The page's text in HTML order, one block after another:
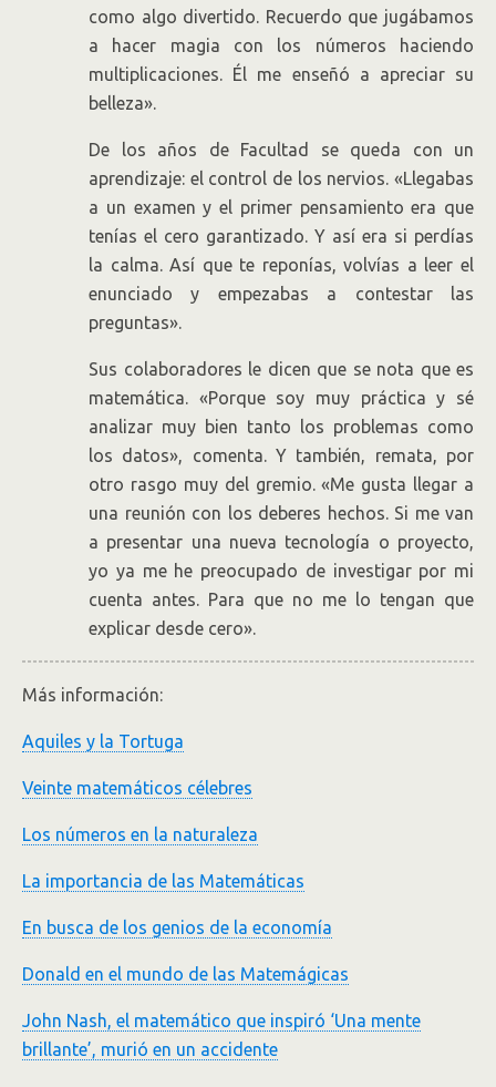
como algo divertido. Recuerdo que jugábamos
a hacer magia con los números haciendo
multiplicaciones. Él me enseñó a apreciar su
belleza».
De los años de Facultad se queda con un
aprendizaje: el control de los nervios. «Llegabas
a un examen y el primer pensamiento era que
tenías el cero garantizado. Y así era si perdías
la calma. Así que te reponías, volvías a leer el
enunciado y empezabas a contestar las
preguntas».
Sus colaboradores le dicen que se nota que es
matemática. «Porque soy muy práctica y sé
analizar muy bien tanto los problemas como
los datos», comenta. Y también, remata, por
otro rasgo muy del gremio. «Me gusta llegar a
una reunión con los deberes hechos. Si me van
a presentar una nueva tecnología o proyecto,
yo ya me he preocupado de investigar por mi
cuenta antes. Para que no me lo tengan que
explicar desde cero».
Más información:
Aquiles y la Tortuga
Veinte matemáticos célebres
Los números en la naturaleza
La importancia de las Matemáticas
En busca de los genios de la economía
Donald en el mundo de las Matemágicas
John Nash, el matemático que inspiró ‘Una mente
brillante’, murió en un accidente